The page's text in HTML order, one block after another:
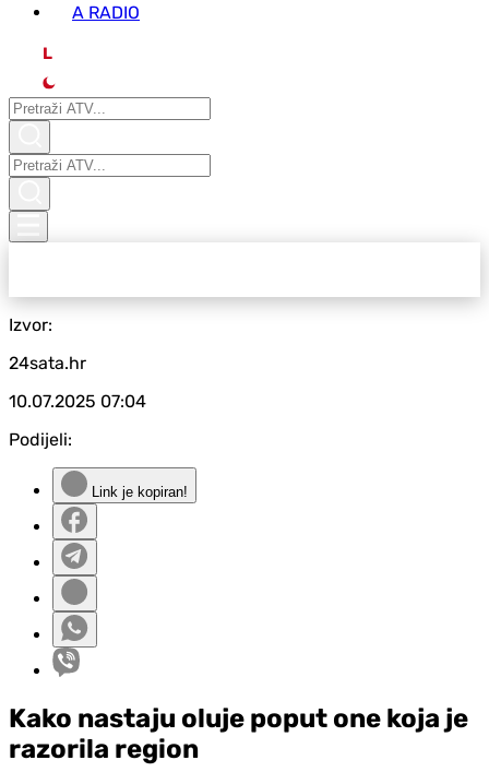
A RADIO
L
Izvor:
24sata.hr
10.07.2025 07:04
Podijeli:
Link je kopiran!
Kako nastaju oluje poput one koja je
razorila region